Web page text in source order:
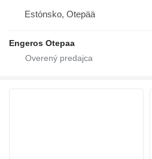
Estónsko, Otepää
Engeros Otepaa